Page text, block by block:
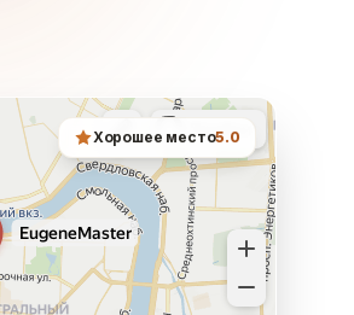
Хорошее место5.0